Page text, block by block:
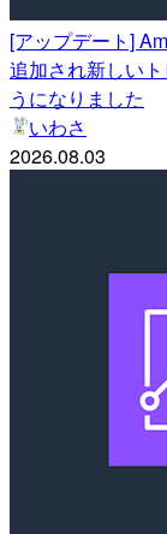
[アップデート]
追加され新しい
うになりました
いわさ
2026.08.03